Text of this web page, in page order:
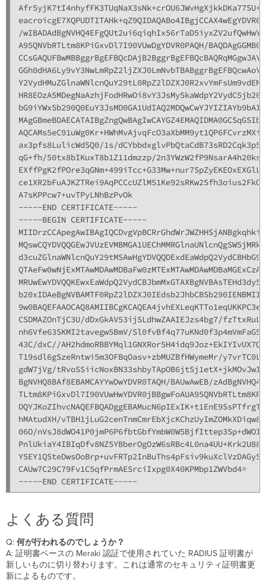
/
A95QNVbRTLtm8KPiGxvDl7I90VUwDgYDVR0PAQH/
ax3pfs8LulicWdSQ0/1s/
qG+fh/50tx8bIKuxT8b1Z11dmzzp/
A7sKPPcw7+uvTPyLNhBzPvOk
-----END CERTIFICATE-----
-----BEGIN CERTIFICATE-----
CSDMAZOnTjC3U/dDxGkAV53ijSLdhwZAAIEJzs4bg7/
nh6Vfe63SKMI2tavegw5BmV/
43C/dxC//
T19sdl6gSzeRntwi5m3OFBqOasv+zbMUZBfHWymeMr/
gdW7jVg/
BgNVHQ8BAf8EBAMCAYYwDwYDVR0TAQH/BAUwAwEB/
hMAtudXH/
06O/
CAUw7C29C79Fv1C5qfPrmAESrciIxpg0X40KPMbp1ZWVbd4=
よくある質問
Q:何が行われるのでしょうか？
A: 証明書ベースの Meraki 認証で使用されていた RADIUS 証明書が
新しいものに切り替わります。これは通常のセキュリティ証明書更
新によるものです。